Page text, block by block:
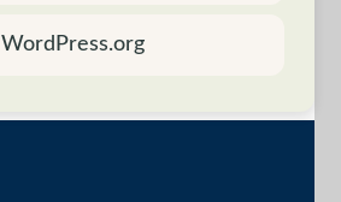
WordPress.org